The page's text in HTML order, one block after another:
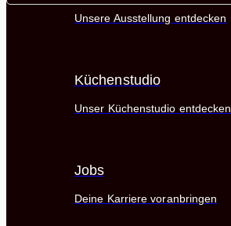
Unsere Ausstellung entdecken
Küchenstudio
Unser Küchenstudio entdecken
Jobs
Deine Karriere voranbringen